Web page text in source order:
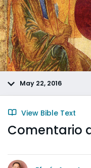
May 22, 2016
View Bible Text
Comentario